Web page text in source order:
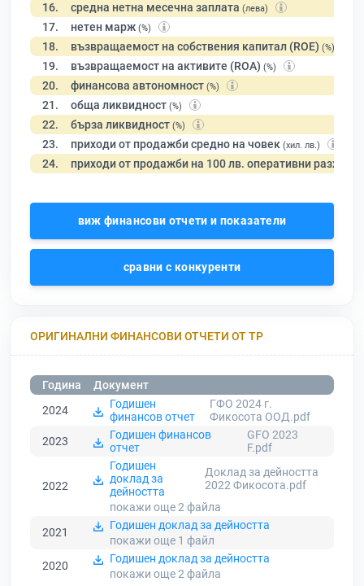
16. средна нетна месечна заплата (лева)
17. нетен марж (%)
18. възвращаемост на собствения капитал (ROE) (%)
19. възвращаемост на активите (ROA) (%)
20. финансова автономност (%)
21. обща ликвидност (%)
22. бърза ликвидност (%)
23. приходи от продажби средно на човек (хил. лв.)
24. приходи от продажби на 100 лв. оперативни разходи
виж финансови отчети и показатели
сравни с конкуренти
ОРИГИНАЛНИ ФИНАНСОВИ ОТЧЕТИ ОТ ТР
Година
Документ
2024
Годишен
финансов отчет
ГФО 2024 г.
Фикосота ООД.pdf
2023
Годишен финансов
отчет
GFO 2023
F.pdf
2022
Годишен
доклад за
дейността
Доклад за дейността
2022 Фикосота.pdf
покажи още 2файла
2021
Годишен доклад за дейността
покажи още 1 файл
2020
Годишен доклад за дейността
покажи още 2файла